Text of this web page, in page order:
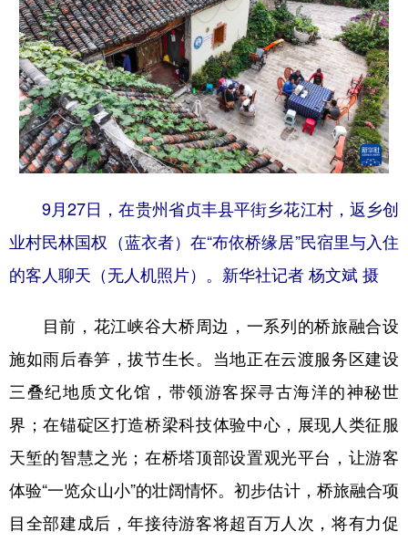
9月27日，在贵州省贞丰县平街乡花江村，返乡创
业村民林国权（蓝衣者）在“布依桥缘居”民宿里与入住
的客人聊天（无人机照片）。新华社记者 杨文斌 摄
目前，花江峡谷大桥周边，一系列的桥旅融合设
施如雨后春笋，拔节生长。当地正在云渡服务区建设
三叠纪地质文化馆，带领游客探寻古海洋的神秘世
界；在锚碇区打造桥梁科技体验中心，展现人类征服
天堑的智慧之光；在桥塔顶部设置观光平台，让游客
体验“一览众山小”的壮阔情怀。初步估计，桥旅融合项
目全部建成后，年接待游客将超百万人次，将有力促